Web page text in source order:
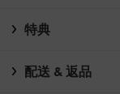
特典
配送 & 返品